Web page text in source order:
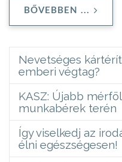
BŐVEBBEN ...
Nevetséges
emberi végtag?
KASZ: Újabb
munkabérek terén
Így viselkedj az
élni egészségesen!